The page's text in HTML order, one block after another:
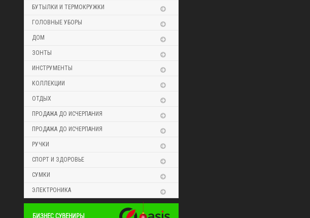
БУТЫЛКИ И ТЕРМОКРУЖКИ
ГОЛОВНЫЕ УБОРЫ
ДОМ
ЗОНТЫ
ИНСТРУМЕНТЫ
КОЛЛЕКЦИИ
ОТДЫХ
ПРОДАЖА ДО ИСЧЕРПАНИЯ
ПРОДАЖА ДО ИСЧЕРПАНИЯ
РУЧКИ
СПОРТ И ЗДОРОВЬЕ
СУМКИ
ЭЛЕКТРОНИКА
БИЗНЕС СУВЕНИРЫ